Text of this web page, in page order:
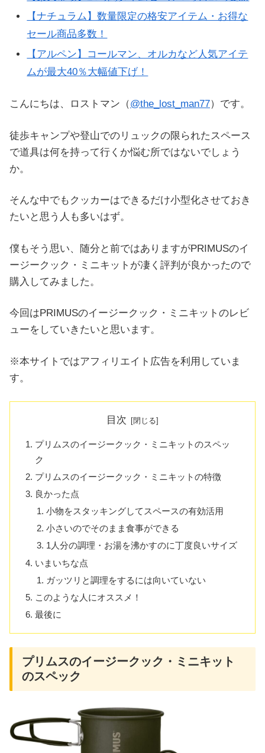
【ナチュラム】数量限定の格安アイテム・お得な
セール商品多数！
【アルペン】コールマン、オルカなど人気アイテ
ムが最大40％大幅値下げ！
こんにちは、ロストマン（@the_lost_man77）です。
徒歩キャンプや登山でのリュックの限られたスペース
で道具は何を持って行くか悩む所ではないでしょう
か。
そんな中でもクッカーはできるだけ小型化させておき
たいと思う人も多いはず。
僕もそう思い、随分と前ではありますがPRIMUSのイ
ージークック・ミニキットが凄く評判が良かったので
購入してみました。
今回はPRIMUSのイージークック・ミニキットのレビ
ューをしていきたいと思います。
※本サイトではアフィリエイト広告を利用していま
す。
目次
プリムスのイージークック・ミニキットのスペッ
ク
プリムスのイージークック・ミニキットの特徴
良かった点
小物をスタッキングしてスペースの有効活用
小さいのでそのまま食事ができる
1人分の調理・お湯を沸かすのに丁度良いサイズ
いまいちな点
ガッツリと調理をするには向いていない
このような人にオススメ！
最後に
プリムスのイージークック・ミニキット
のスペック